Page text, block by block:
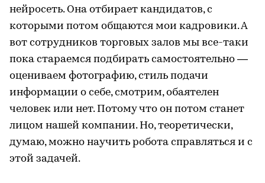
нейросеть. Она отбирает кандидатов, с
которыми потом общаются мои кадровики. А
вот сотрудников торговых залов мы все-таки
пока стараемся подбирать самостоятельно —
оцениваем фотографию, стиль подачи
информации о себе, смотрим, обаятелен
человек или нет. Потому что он потом станет
лицом нашей компании. Но, теоретически,
думаю, можно научить робота справляться и с
этой задачей.